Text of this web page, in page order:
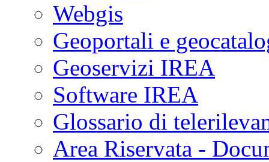
Webgis
Geoportali e
Geoservizi IREA
Software IREA
Glossario di
Area Riservata -